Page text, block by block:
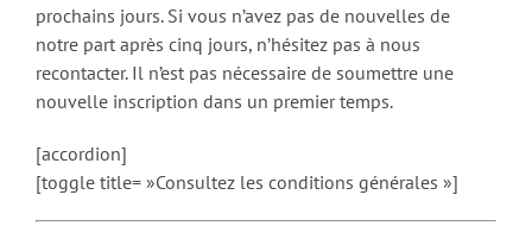
prochains jours. Si vous n’avez pas de nouvelles de
notre part après cinq jours, n’hésitez pas à nous
recontacter. Il n’est pas nécessaire de soumettre une
nouvelle inscription dans un premier temps.
[accordion]
[toggle title= »Consultez les conditions générales »]